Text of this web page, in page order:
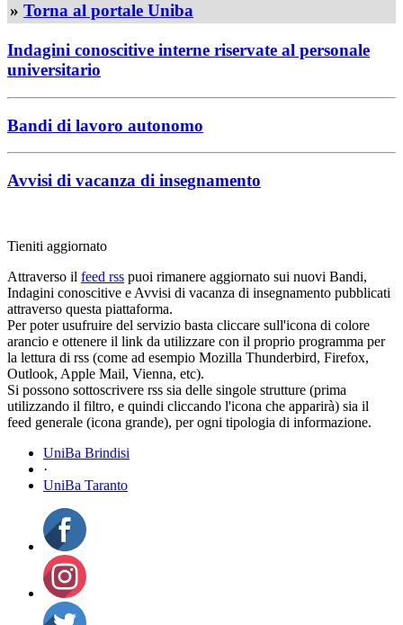
» Torna al portale Uniba
Indagini conoscitive interne riservate al personale
universitario
Bandi di lavoro autonomo
Avvisi di vacanza di insegnamento
Tieniti aggiornato
Attraverso il feed rss puoi rimanere aggiornato sui nuovi Bandi,
Indagini conoscitive e Avvisi di vacanza di insegnamento pubblicati
attraverso questa piattaforma.
Per poter usufruire del servizio basta cliccare sull'icona di colore
arancio e ottenere il link da utilizzare con il proprio programma per
la lettura di rss (come ad esempio Mozilla Thunderbird, Firefox,
Outlook, Apple Mail, Vienna, etc).
Si possono sottoscrivere rss sia delle singole strutture (prima
utilizzando il filtro, e quindi cliccando l'icona che apparirà) sia il
feed generale (icona grande), per ogni tipologia di informazione.
UniBa Brindisi
·
UniBa Taranto